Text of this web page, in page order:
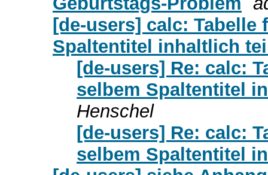
[de-users] calc: Tabelle
Spaltentitel inhaltlich
[de-users] Re: calc:
selbem Spaltentitel
Henschel
[de-users] Re: calc:
selbem Spaltentitel